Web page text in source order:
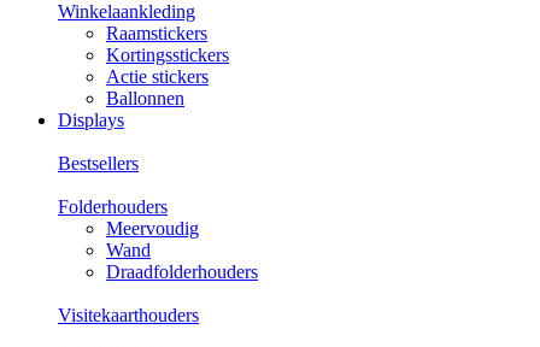
Winkelaankleding
Raamstickers
Kortingsstickers
Actie stickers
Ballonnen
Displays
Bestsellers
Folderhouders
Meervoudig
Wand
Draadfolderhouders
Visitekaarthouders